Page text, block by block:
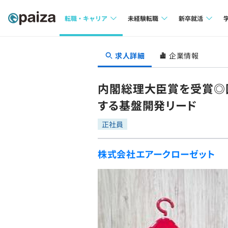
転職・キャリア
転職成功ガイド
未経験転職
求人検索
転職成功ガイド
新卒就活
本選考
インターン
新卒エージェ
インタビュー
求人詳細 企業情報
内閣総理大臣賞を受賞◎
する基盤開発リード
正社員
株式会社エアークローゼット